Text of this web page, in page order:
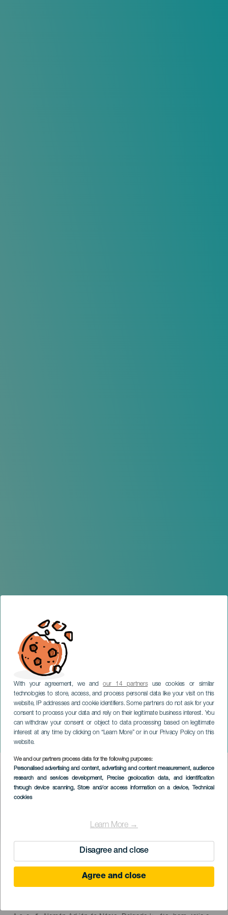
With your agreement, we andour 14 partnersuse cookies or similar
technologies to store, access, and process personal data like your visit on this
website, IP addresses and cookie identifiers. Some partners do not ask for your
consent to process your data and rely on their legitimate business interest. You
can withdraw your consent or object to data processing based on legitimate
interest at any time by clicking on “Learn More” or in our Privacy Policy on this
website.
We and our partners process data for the following purposes:
Personalised advertising and content, advertising and content measurement, audience
research and services development, Precise geolocation data, and identification
through device scanning, Store and/or access information on a device, Technical
cookies
Learn More →
Disagree and close
Agree and close
Időszaki kiállítás: "Doble
Ciego"
TENERIFE
Imagen
Listado
KORÁBBI ESEMÉNY